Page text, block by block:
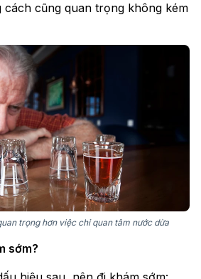
cách cũng quan trọng không kém
trọng hơn việc chỉ quan tâm nước dừa
sớm?